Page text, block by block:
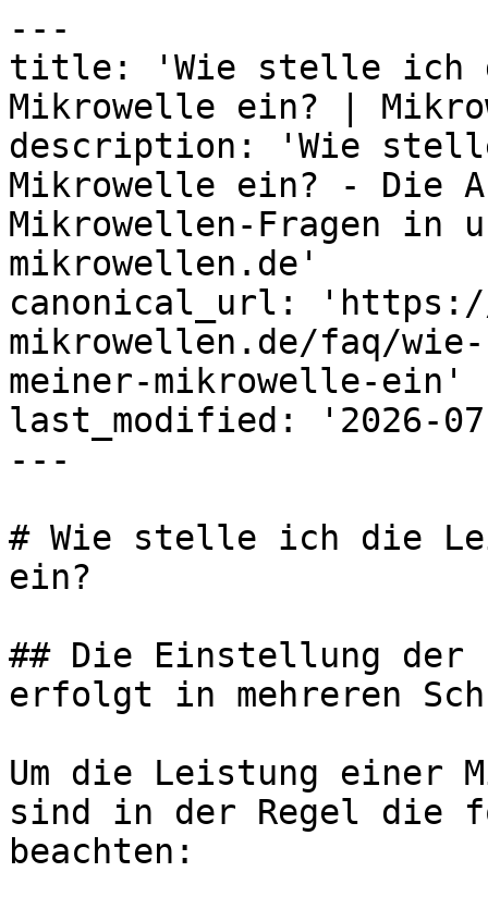
---
title: 'Wie stelle ich
Mikrowelle ein? |
description: 'Wie
Mikrowelle ein? - Die
Mikrowellen-Fragen in
mikrowellen.de'
canonical_url: 'https://
mikrowellen.de/faq/
meiner-mikrowelle-ein'
last_modified: '2026-
---
# Wie stelle ich die
ein?
## Die Einstellung der
erfolgt in mehreren
Um die Leistung einer
sind in der Regel die
beachten: